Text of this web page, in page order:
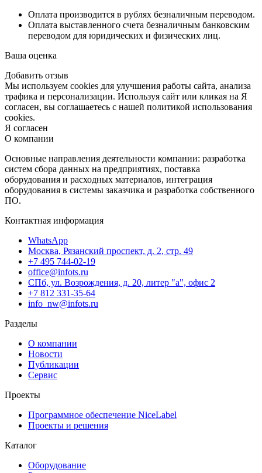
Оплата производится в рублях безналичным переводом.
Оплата выставленного счета безналичным банковским
переводом для юридических и физических лиц.
Ваша оценка
Добавить отзыв
Мы используем cookies для улучшения работы сайта, анализа
трафика и персонализации. Используя сайт или кликая на Я
согласен, вы соглашаетесь с нашей политикой использования
cookies.
Я согласен
О компании
Основные направления деятельности компании: разработка
систем сбора данных на предприятиях, поставка
оборудования и расходных материалов, интеграция
оборудования в системы заказчика и разработка собственного
ПО.
Контактная информация
WhatsApp
Москва, Рязанский проспект, д. 2, стр. 49
+7 495 744-02-19
office@infots.ru
СПб, ул. Возрождения, д. 20, литер "a", офис 2
+7 812 331-35-64
info_nw@infots.ru
Разделы
О компании
Новости
Публикации
Сервис
Проекты
Программное обеспечение NiceLabel
Проекты и решения
Каталог
Оборудование